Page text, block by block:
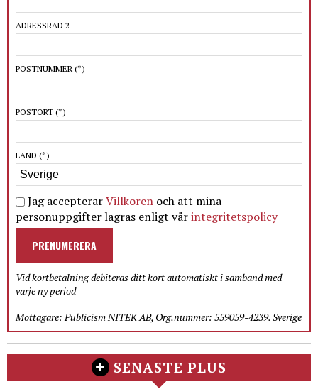
ADRESSRAD 2
POSTNUMMER (*)
POSTORT (*)
LAND (*)
Jag accepterarVillkoren och att mina
personuppgifter lagras enligt vårintegritetspolicy
PRENUMERERA
Vid kortbetalning debiteras ditt kort automatiskt i samband med
varje ny period
Mottagare: Publicism NITEK AB, Org.nummer: 559059-4239. Sverige
SENASTE PLUS